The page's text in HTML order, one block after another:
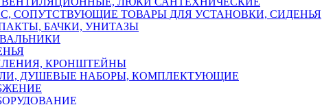
СОПУТСТВУЮЩИЕ ТОВАРЫ ДЛЯ УСТАНОВКИ, СИДЕНЬЯ
БАЧКИ, УНИТАЗЫ
КРОНШТЕЙНЫ
ДУШЕВЫЕ НАБОРЫ, КОМПЛЕКТУЮЩИЕ